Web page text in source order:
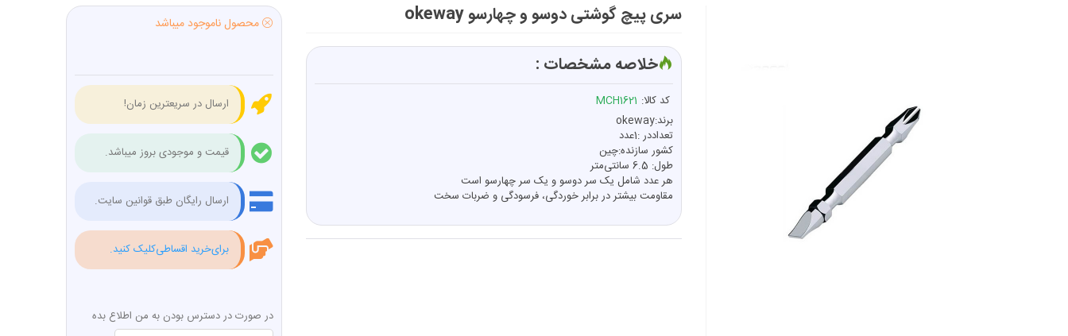
سری پیچ گوشتی دوسو و چهارسو okeway
خلاصه مشخصات :
کد کالا: MCH1621
برند:okeway
تعداددر :1عدد
کشور سازنده:چین
طول: 6.5 سانتی‌متر
هر عدد شامل یک سر دوسو و یک سر چهارسو است
مقاومت بیشتر در برابر خوردگی، فرسودگی و ضربات سخت
محصول ناموجود میباشد
ارسال در سریعترین زمان!
قیمت و موجودی بروز میباشد.
ارسال رایگان طبق قوانین سایت.
برای‌خرید اقساطی‌کلیک کنید.
در صورت در دسترس بودن به من اطلاع بده